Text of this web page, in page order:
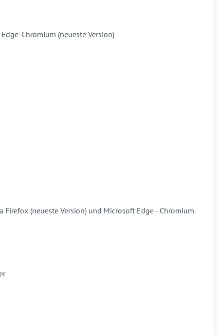
Chromium (neueste Version)
Firefox (neueste Version) und Microsoft Edge - Chromium